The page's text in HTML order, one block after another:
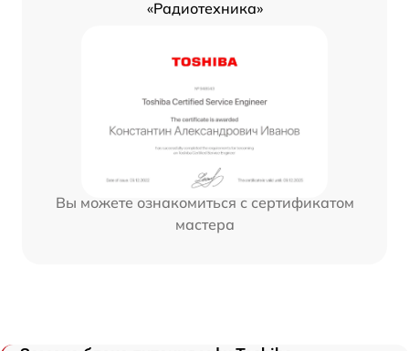
«Радиотехника»
Вы можете ознакомиться с сертификатом
мастера